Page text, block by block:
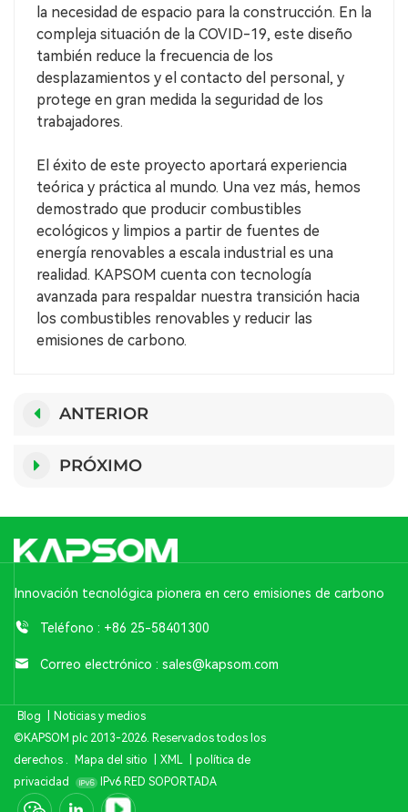
la necesidad de espacio para la construcción. En la
compleja situación de la COVID-19, este diseño
también reduce la frecuencia de los
desplazamientos y el contacto del personal, y
protege en gran medida la seguridad de los
trabajadores.
El éxito de este proyecto aportará experiencia
teórica y práctica al mundo. Una vez más, hemos
demostrado que producir combustibles
ecológicos y limpios a partir de fuentes de
energía renovables a escala industrial es una
realidad. KAPSOM cuenta con tecnología
avanzada para respaldar nuestra transición hacia
los combustibles renovables y reducir las
emisiones de carbono.
ANTERIOR
PRÓXIMO
Innovación tecnológica pionera en cero emisiones de carbono
Teléfono : +86 25-58401300
Correo electrónico : sales@kapsom.com
Blog
Noticias y medios
©KAPSOM plc 2013-2026. Reservados todos los
derechos .
Mapa del sitio XML
política de
privacidad
IPv6 RED SOPORTADA